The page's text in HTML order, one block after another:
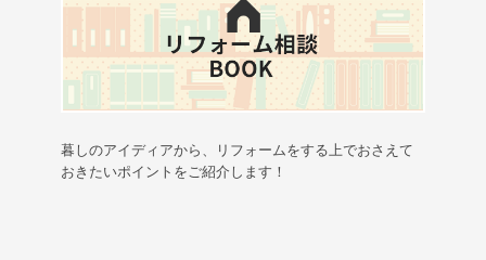
暮しのアイディアから、リフォームをする上でおさえて
おきたいポイントをご紹介します！